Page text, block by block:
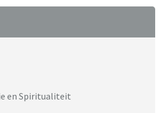
en Spiritualiteit